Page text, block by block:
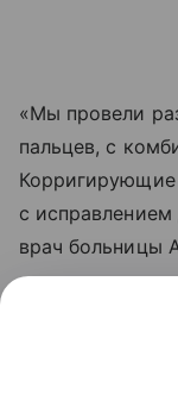
«Мы провели
пальцев, с
Корригирующие
с
врач больницы
домой. В